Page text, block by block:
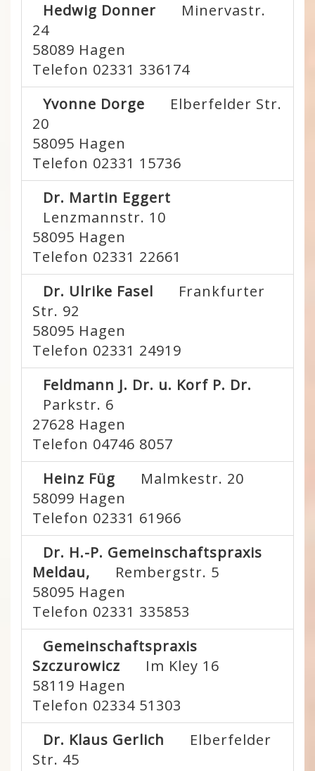
Hedwig Donner
Minervastr.
24
58089 Hagen
Telefon 02331 336174
Yvonne Dorge
Elberfelder Str.
20
58095 Hagen
Telefon 02331 15736
Dr. Martin Eggert
Lenzmannstr. 10
58095 Hagen
Telefon 02331 22661
Dr. Ulrike Fasel
Frankfurter
Str. 92
58095 Hagen
Telefon 02331 24919
Feldmann J. Dr. u. Korf P. Dr.
Parkstr. 6
27628 Hagen
Telefon 04746 8057
Heinz Füg
Malmkestr. 20
58099 Hagen
Telefon 02331 61966
Dr. H.-P. Gemeinschaftspraxis
Meldau,
Rembergstr. 5
58095 Hagen
Telefon 02331 335853
Gemeinschaftspraxis
Szczurowicz
Im Kley 16
58119 Hagen
Telefon 02334 51303
Dr. Klaus Gerlich
Elberfelder
Str. 45